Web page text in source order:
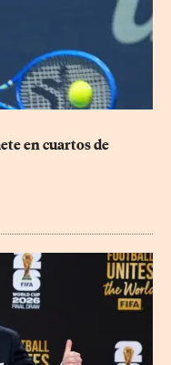
en cuartos de